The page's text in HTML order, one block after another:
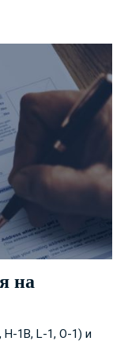
на
1B, L-1, O-1) и